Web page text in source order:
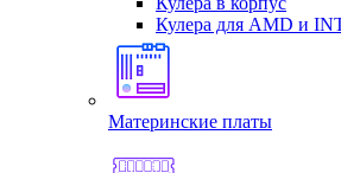
Кулера для AMD и
Материнские платы